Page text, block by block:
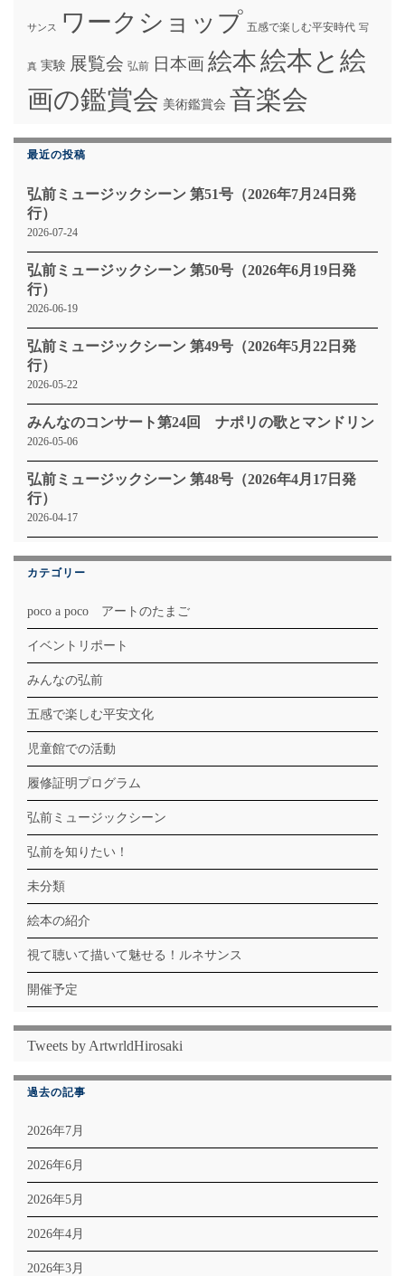
サンス ワークショップ 五感で楽しむ平安時代 写
真 実験 展覧会 弘前 日本画絵本絵本と絵
画の鑑賞会 美術鑑賞会 音楽会
最近の投稿
弘前ミュージックシーン 第51号（2026年7月24日発
行）
2026-07-24
弘前ミュージックシーン 第50号（2026年6月19日発
行）
2026-06-19
弘前ミュージックシーン 第49号（2026年5月22日発
行）
2026-05-22
みんなのコンサート第24回 ナポリの歌とマンドリン
2026-05-06
弘前ミュージックシーン 第48号（2026年4月17日発
行）
2026-04-17
カテゴリー
poco a poco アートのたまご
イベントリポート
みんなの弘前
五感で楽しむ平安文化
児童館での活動
履修証明プログラム
弘前ミュージックシーン
弘前を知りたい！
未分類
絵本の紹介
視て聴いて描いて魅せる！ルネサンス
開催予定
Tweets by ArtwrldHirosaki
過去の記事
2026年7月
2026年6月
2026年5月
2026年4月
2026年3月